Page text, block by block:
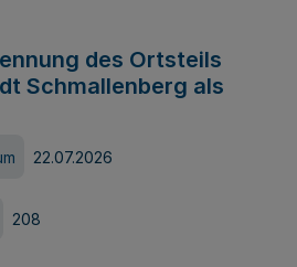
des Ortsteils
Schmallenberg als
22.07.2026
208